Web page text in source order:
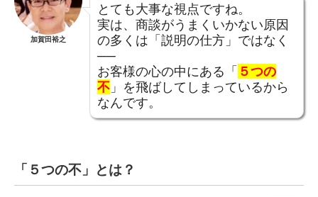
加賀田裕之
とても大事な視点ですね。
実は、商談がうまくいかない原因
の多くは「説明の仕方」ではなく
──
お客様の心の中にある「 ５つの
不 」を飛ばしてしまっているから
なんです。
「５つの不」とは？